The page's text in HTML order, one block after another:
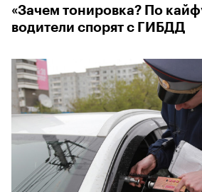
«Зачем тонировка? По
водители спорят с ГИБДД